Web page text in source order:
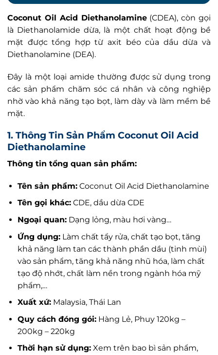
Coconut Oil Acid Diethanolamine(CDEA), còn gọi
là Diethanolamide dừa, là một chất hoạt động bề
mặt được tổng hợp từ axit béo của dầu dừa và
Diethanolamine (DEA).
Đây là một loại amide thường được sử dụng trong
các sản phẩm chăm sóc cá nhân và công nghiệp
nhờ vào khả năng tạo bọt, làm dày và làm mềm bề
mặt.
1. Thông Tin Sản Phẩm Coconut Oil Acid
Diethanolamine
Thông tin tổng quan sản phẩm:
Tên sản phẩm:Coconut Oil Acid Diethanolamine
Tên gọi khác:CDE, dầu dừa CDE
Ngoại quan:Dạng lỏng, màu hơi vàng…
Ứng dụng:Làm chất tẩy rửa, chất tạo bọt, tăng
khả năng làm tan các thành phần dầu (tinh mùi)
vào sản phẩm, tăng khả năng nhũ hóa, làm chất
tạo độ nhớt, chất làm nền trong ngành hóa mỹ
phẩm,…
Xuất xứ:Malaysia, Thái Lan
Quy cách đóng gói:Hàng Lẻ, Phuy 120kg –
200kg – 220kg
Thời hạn sử dụng:Xem trên bao bì sản phẩm,